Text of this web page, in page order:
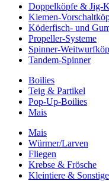
Doppelköpfe & Jig-
Kiemen-
Köderfisch- und
Propeller-Systeme
Spinner-
Tandem-Spinner
Boilies
Teig & Partikel
Pop-Up-Boilies
Mais
Mais
Würmer/Larven
Fliegen
Krebse & Frösche
Kleintiere &